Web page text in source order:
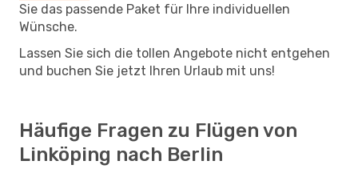
Sie das passende Paket für Ihre individuellen
Wünsche.
Lassen Sie sich die tollen Angebote nicht entgehen
und buchen Sie jetzt Ihren Urlaub mit uns!
Häufige Fragen zu Flügen von
Linköping nach Berlin